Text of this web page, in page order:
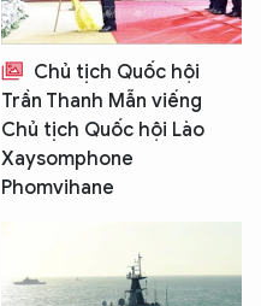
Chủ tịch Quốc hội
Trần Thanh Mẫn viếng
Chủ tịch Quốc hội Lào
Xaysomphone
Phomvihane